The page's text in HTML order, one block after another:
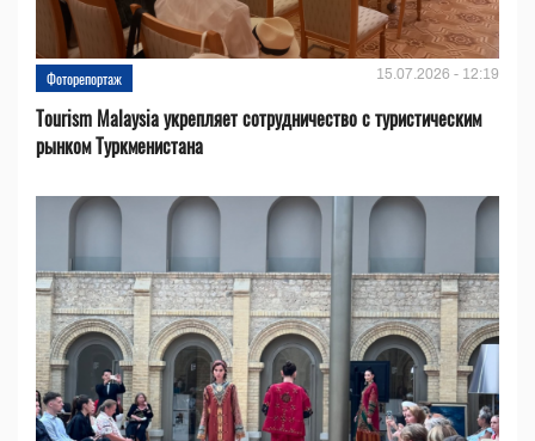
Фоторепортаж 15.07.2026 - 12:19
Tourism Malaysia укрепляет сотрудничество с туристическим
рынком Туркменистана